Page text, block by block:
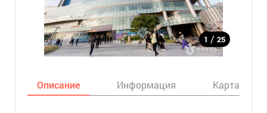
1 / 25
Описание Информация Карта